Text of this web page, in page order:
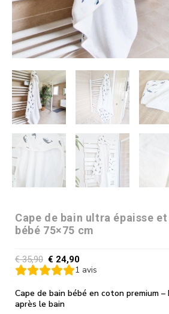
Cape de bain ultra épaisse
bébé 75×75 cm
€35,90 € 24,90
1 avis
Cape de bain bébé en coton premium
après le bain